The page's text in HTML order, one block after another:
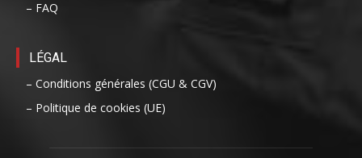
– FAQ
LÉGAL
– Conditions générales (CGU & CGV)
– Politique de cookies (UE)